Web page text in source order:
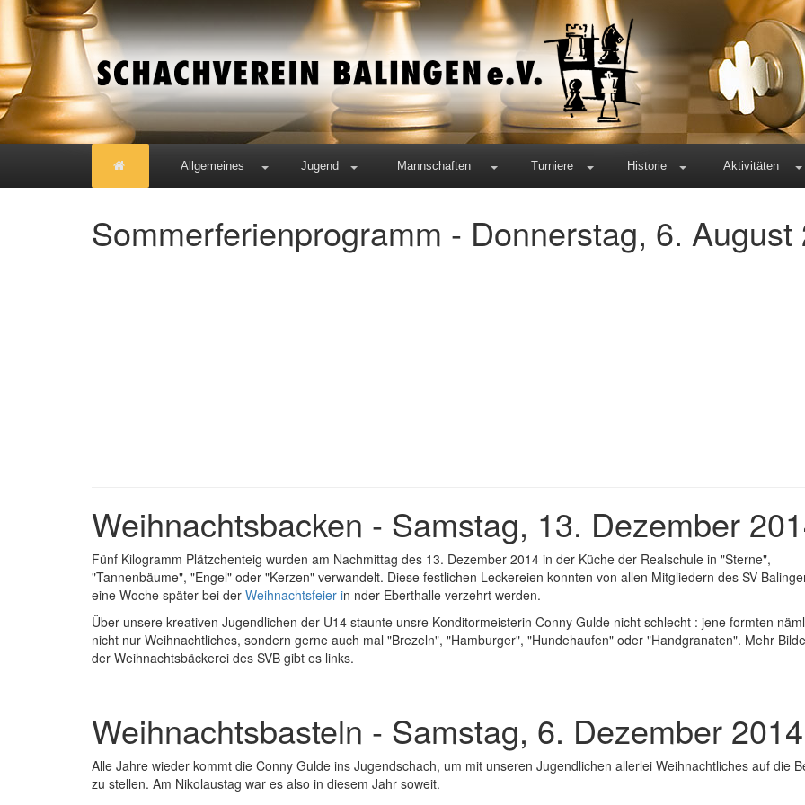
Allgemeines Jugend Mannschaften Turniere Historie Aktivitäten
Sommerferienprogramm - Donnerstag, 6. August
Weihnachtsbacken - Samstag, 13. Dezember
Fünf Kilogramm Plätzchenteig wurden am Nachmittag des 13. Dezember 2014 in der Küche der Realschule in "Sterne",
"Tannenbäume", "Engel" oder "Kerzen" verwandelt. Diese festlichen Leckereien konnten von allen Mitgliedern des SV
eine Woche später bei der Weihnachtsfeier in nder Eberthalle verzehrt werden.
Über unsere kreativen Jugendlichen der U14 staunte unsre Konditormeisterin Conny Gulde nicht schlecht : jene formten
nicht nur Weihnachtliches, sondern gerne auch mal "Brezeln", "Hamburger", "Hundehaufen" oder "Handgranaten". Mehr
der Weihnachtsbäckerei des SVB gibt es links.
Weihnachtsbasteln - Samstag, 6. Dezember 2014
Alle Jahre wieder kommt die Conny Gulde ins Jugendschach, um mit unseren Jugendlichen allerlei Weihnachtliches auf die
zu stellen. Am Nikolaustag war es also in diesem Jahr soweit.